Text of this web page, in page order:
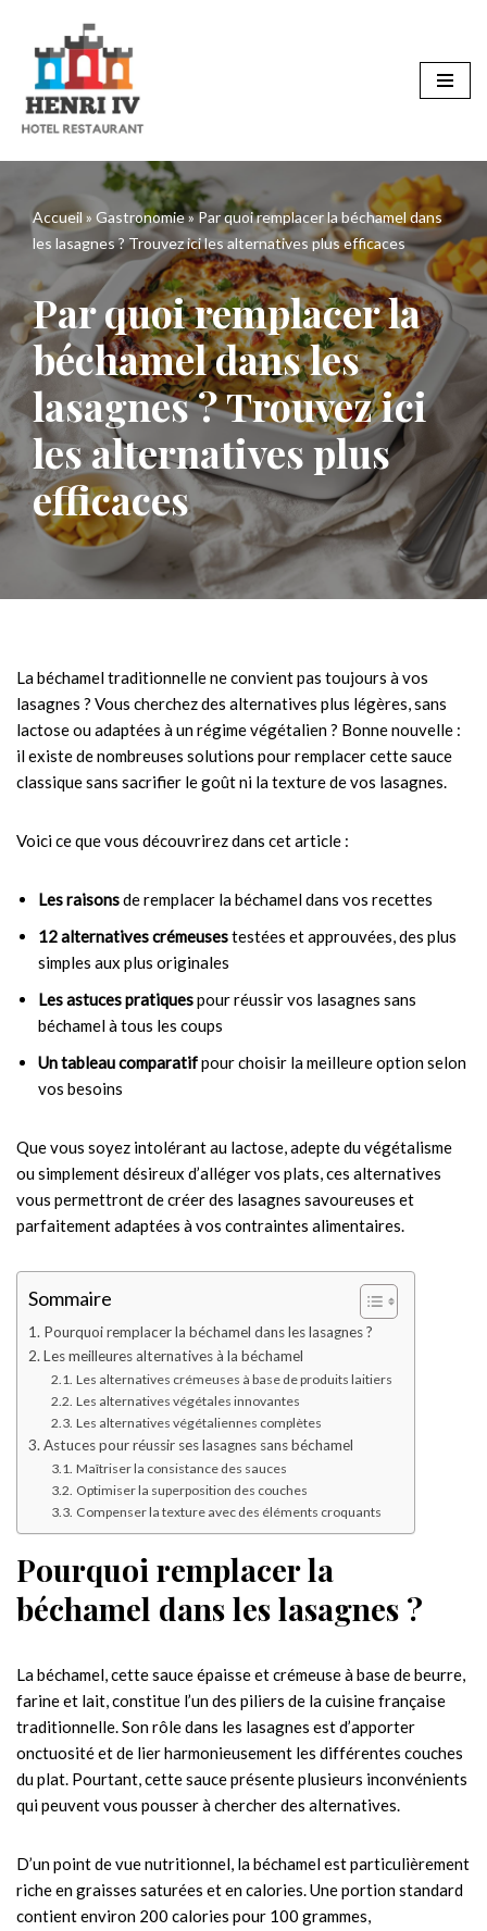
Aller
contenu
Accueil» Gastronomie»Par quoi remplacer la béchamel dans
les lasagnes ? Trouvez ici les alternatives plus efficaces
Par quoi remplacer la
béchamel dans les
lasagnes ? Trouvez ici
les alternatives plus
efficaces
La béchamel traditionnelle ne convient pas toujours à vos
lasagnes ? Vous cherchez des alternatives plus légères, sans
lactose ou adaptées à un régime végétalien ? Bonne nouvelle :
il existe de nombreuses solutions pour remplacer cette sauce
classique sans sacrifier le goût ni la texture de vos lasagnes.
Voici ce que vous découvrirez dans cet article :
Les raisonsde remplacer la béchamel dans vos recettes
12 alternatives crémeusestestées et approuvées, des plus
simples aux plus originales
Les astuces pratiquespour réussir vos lasagnes sans
béchamel à tous les coups
Un tableau comparatifpour choisir la meilleure option selon
vos besoins
Que vous soyez intolérant au lactose, adepte du végétalisme
ou simplement désireux d’alléger vos plats, ces alternatives
vous permettront de créer des lasagnes savoureuses et
parfaitement adaptées à vos contraintes alimentaires.
Sommaire
Pourquoi remplacer la béchamel dans les lasagnes ?
Les meilleures alternatives à la béchamel
Les alternatives crémeuses à base de produits laitiers
Les alternatives végétales innovantes
Les alternatives végétaliennes complètes
Astuces pour réussir ses lasagnes sans béchamel
Maîtriser la consistance des sauces
Optimiser la superposition des couches
Compenser la texture avec des éléments croquants
Pourquoi remplacer la
béchamel dans les lasagnes ?
La béchamel, cette sauce épaisse et crémeuse à base de beurre,
farine et lait, constitue l’un des piliers de la cuisine française
traditionnelle. Son rôle dans les lasagnes est d’apporter
onctuosité et de lier harmonieusement les différentes couches
du plat. Pourtant, cette sauce présente plusieurs inconvénients
qui peuvent vous pousser à chercher des alternatives.
D’un point de vue nutritionnel, la béchamel est particulièrement
riche en graisses saturées et en calories. Une portion standard
contient environ 200 calories pour 100 grammes,